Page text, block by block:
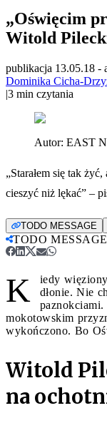
„Oświęcim
Witold
publikacja 13.05.18 -
Dominika Cicha-
|3 min czytania
Autor: EAST
„Starałem się tak
cieszyć niż lękać” –
TODO MESSAGE
TODO MESSAGE
K
iedy
dłonie. Nie
mokotowskim
wykończono. Bo
Witold
na